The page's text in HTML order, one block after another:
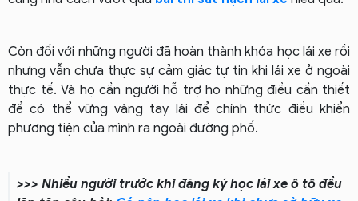
Còn đối với những người đã hoàn thành khóa học lái xe rồi
nhưng vẫn chưa thực sự cảm giác tự tin khi lái xe ở ngoài
thực tế. Và họ cần người hỗ trợ họ những điều cần thiết
để có thể vững vàng tay lái để chính thức điều khiển
phương tiện của mình ra ngoài đường phố.
>>> Nhiều người trước khi đăng ký học lái xe ô tô đều